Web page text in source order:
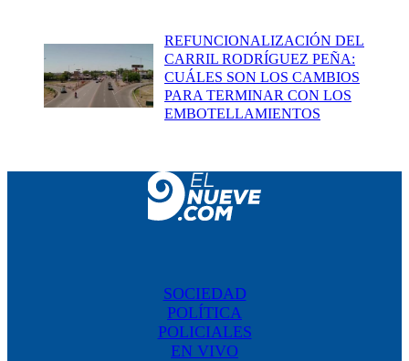
REFUNCIONALIZACIÓN DEL
CARRIL RODRÍGUEZ PEÑA:
CUÁLES SON LOS CAMBIOS
PARA TERMINAR CON LOS
EMBOTELLAMIENTOS
SOCIEDAD
POLÍTICA
POLICIALES
EN VIVO